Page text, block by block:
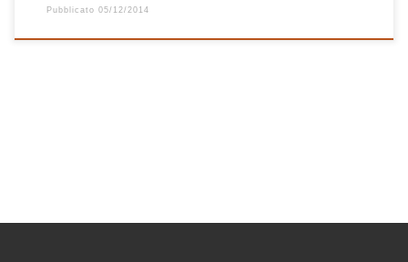
Pubblicato 05/12/2014